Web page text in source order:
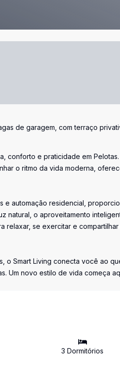
de garagem, com terraço
conforto e praticidade em
o ritmo da vida moderna,
e automação residencial,
natural, o aproveitamento
se exercitar e
Smart Living conecta você ao
Um novo estilo de vida começa
3 Dormitórios